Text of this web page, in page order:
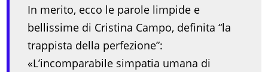
In merito, ecco le parole limpide e
bellissime di Cristina Campo, definita “la
trappista della perfezione”:
«L’incomparabile simpatia umana di